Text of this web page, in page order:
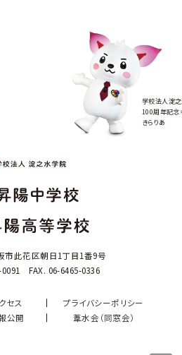
学校法人淀
100周年記念
きらりあ
市此花区朝日1丁目1番9号
0091 FAX. 06-6465-0336
セス
プライバシーポリシー
公開
葦水会（同窓会）